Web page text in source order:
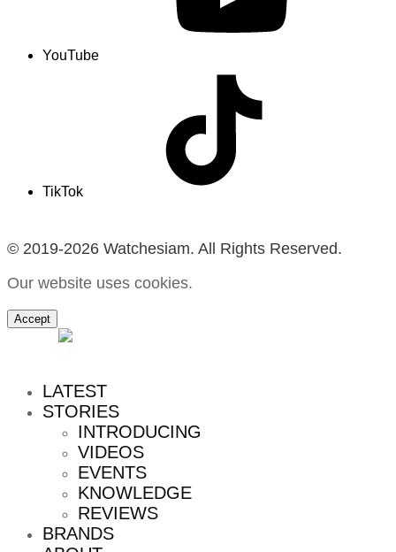
YouTube
TikTok
© 2019-2026 Watchesiam. All Rights Reserved.
Our website uses cookies.
Accept
LATEST
STORIES
INTRODUCING
VIDEOS
EVENTS
KNOWLEDGE
REVIEWS
BRANDS